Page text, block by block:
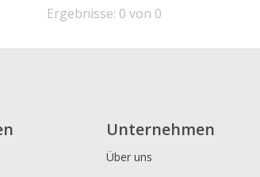
Ergebnisse: 0 von 0
Unternehmen
Über uns